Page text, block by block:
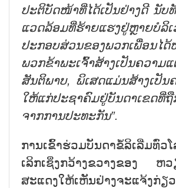
ປະຕິບັດໜ້າທີ່ໄດ້ເປັນຢ່າງດີ ນັບ
ແວດລ້ອມທີ່ຮ້າຍແຮງຢູ່ຫຼາຍ
ປະກອບສ່ວນຂອງພວກເພື່ອນໄ
ພວກຂ້າພະເຈົ້າສ້າງເປັນຄວາມແ
ສັນຕິພາບ, ພິເສດແມ່ນສ້າງເປັນ
ໃຫ້ແກ່ປະຊາຄົມຢູ່ບັນດາເຂດທີ່ຖື
ຈາກການປະທະກັນ”.
ການເຂົ້າຮ່ວມບັນດາຂໍ້ລິເລີ່ມທົ່ວ
ເລິກເຊິ່ງກວ້າງຂວາງຂອງ
ສະແດງໃຫ້ເຫັນຢ່າງຈະແຈ້ງກ່ຽ